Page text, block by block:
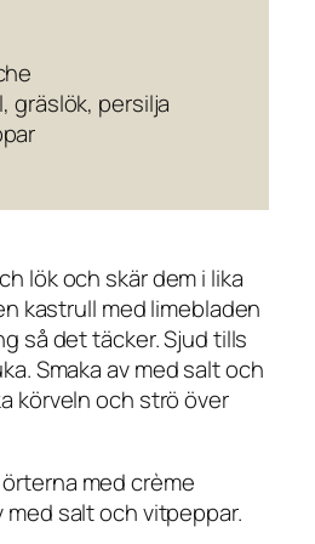
gräslök, persilja
lök och skär dem i lika
kastrull med limebladen
så det täcker. Sjud tills
Smaka av med salt och
körveln och strö över
örterna med crème
med salt och vitpeppar.